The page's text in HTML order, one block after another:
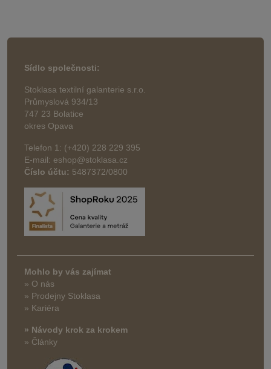
Sídlo společnosti:
Stoklasa textilní galanterie s.r.o.
Průmyslová 934/13
747 23 Bolatice
okres Opava
Telefon 1: (+420) 228 229 395
E-mail: eshop@stoklasa.cz
Číslo účtu: 5487372/0800
Mohlo by vás zajímat
» O nás
» Prodejny Stoklasa
» Kariéra
» Návody krok za krokem
» Články